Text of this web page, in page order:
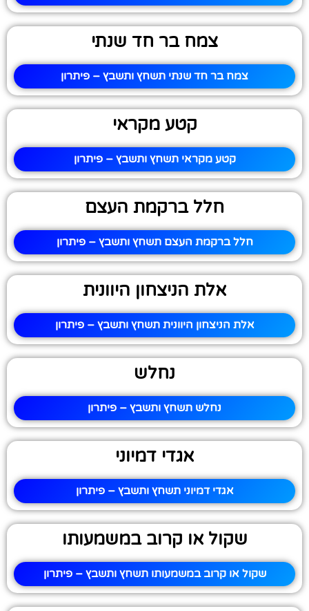
צמח בר חד שנתי
צמח בר חד שנתי תשחץ ותשבץ – פיתרון
קטע מקראי
קטע מקראי תשחץ ותשבץ – פיתרון
חלל ברקמת העצם
חלל ברקמת העצם תשחץ ותשבץ – פיתרון
אלת הניצחון היוונית
אלת הניצחון היוונית תשחץ ותשבץ – פיתרון
נחלש
נחלש תשחץ ותשבץ – פיתרון
אגדי דמיוני
אגדי דמיוני תשחץ ותשבץ – פיתרון
שקול או קרוב במשמעותו
שקול או קרוב במשמעותו תשחץ ותשבץ – פיתרון